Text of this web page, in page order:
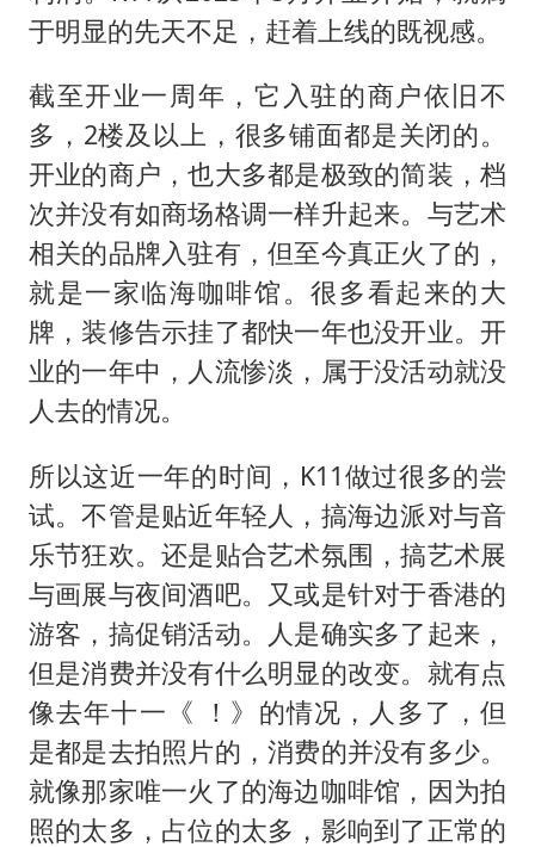
于明显的先天不足，赶着上线的既视感。
截至开业一周年，它入驻的商户依旧不
多，2楼及以上，很多铺面都是关闭的。
开业的商户，也大多都是极致的简装，档
次并没有如商场格调一样升起来。与艺术
相关的品牌入驻有，但至今真正火了的，
就是一家临海咖啡馆。很多看起来的大
牌，装修告示挂了都快一年也没开业。开
业的一年中，人流惨淡，属于没活动就没
人去的情况。
所以这近一年的时间，K11做过很多的尝
试。不管是贴近年轻人，搞海边派对与音
乐节狂欢。还是贴合艺术氛围，搞艺术展
与画展与夜间酒吧。又或是针对于香港的
游客，搞促销活动。人是确实多了起来，
但是消费并没有什么明显的改变。就有点
像去年十一《 ！》的情况，人多了，但
是都是去拍照片的，消费的并没有多少。
就像那家唯一火了的海边咖啡馆，因为拍
照的太多，占位的太多，影响到了正常的